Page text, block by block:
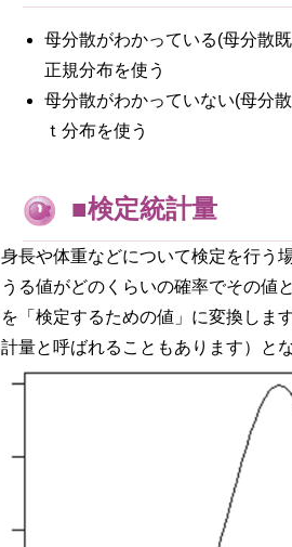
母分散がわかっている(母分散
正規分布を使う
母分散がわかっていない(母分
ｔ分布を使う
■検定統計量
身長や体重などについて検定を行う
うる値がどのくらいの確率でその値
を「検定するための値」に変換しま
計量と呼ばれることもあります）と